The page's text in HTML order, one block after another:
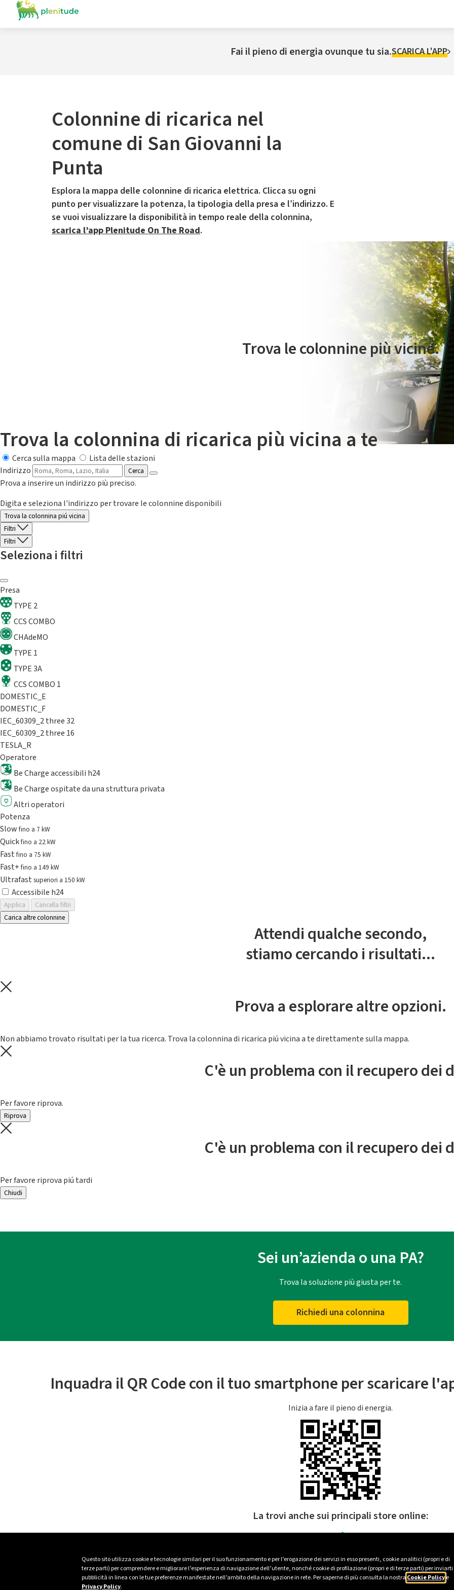
Questo sito utilizza cookie e tecnologie similari per il suo funzionamento e per l’erogazione dei servizi in esso presenti, cookie analitici (propri e di
terze parti) per comprendere e migliorare l’esperienza di navigazione dell’utente, nonché cookie di profilazione (propri e di terze parti) per inviarti
pubblicità in linea con le tue preferenze manifestate nell’ambito della navigazione in rete. Per saperne di più consulta la nostra Cookie Policye
Privacy Policy.
Fai il pieno di energia ovunque tu sia.SCARICA L'APP
Colonnine di ricarica nel
comune di San Giovanni la
Punta
Esplora la mappa delle colonnine di ricarica elettrica. Clicca su ogni
punto per visualizzare la potenza, la tipologia della presa e l’indirizzo. E
se vuoi visualizzare la disponibilità in tempo reale della colonnina,
scarica l’app Plenitude On The Road.
Il servizio di mobilità elettrica è gestito da Plenitude On The Road
Trova le colonnine più vicine.
Trova la colonnina di ricarica più vicina a te
Cerca sulla mappa
Lista delle stazioni
Indirizzo
Cerca
Prova a inserire un indirizzo più preciso.
Digita e seleziona l'indirizzo per trovare le colonnine disponibili
Trova la colonnina piú vicina
Filtri
Filtri
Seleziona i filtri
Presa
TYPE 2
CCS COMBO
CHAdeMO
TYPE 1
TYPE 3A
CCS COMBO 1
DOMESTIC_E
DOMESTIC_F
IEC_60309_2 three 32
IEC_60309_2 three 16
TESLA_R
Operatore
Be Charge accessibili h24
Be Charge ospitate da una struttura privata
Altri operatori
Potenza
Slowfino a 7 kW
Quickfino a 22 kW
Fastfino a 75 kW
Fast+fino a 149 kW
Ultrafast superiori a 150 kW
Accessibile h24
Applica
Cancella filtri
Carica altre colonnine
Attendi qualche secondo,
stiamo cercando i risultati...
Prova a esplorare altre opzioni.
Non abbiamo trovato risultati per la tua ricerca. Trova la colonnina di ricarica piú vicina a te direttamente sulla mappa.
C'è un problema con il recupero dei
Per favore riprova.
Riprova
C'è un problema con il recupero dei
Per favore riprova piú tardi
Chiudi
Sei un’azienda o una PA?
Trova la soluzione più giusta per te.
Richiedi una colonnina
Inquadra il QR Code con il tuo smartphone per scaricare
Inizia a fare il pieno di energia.
La trovi anche sui principali store online: